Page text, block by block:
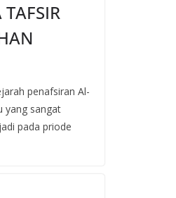
penafsiran Al-
yang sangat
pada priode